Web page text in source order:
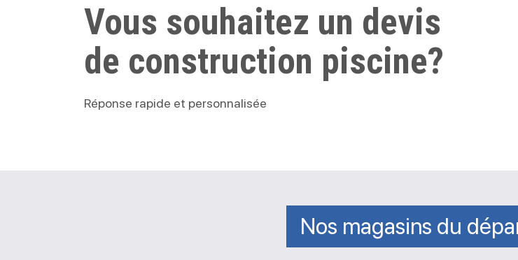
Vous souhaitez un devis
de construction piscine?
Réponse rapide et personnalisée
Nos magasins du